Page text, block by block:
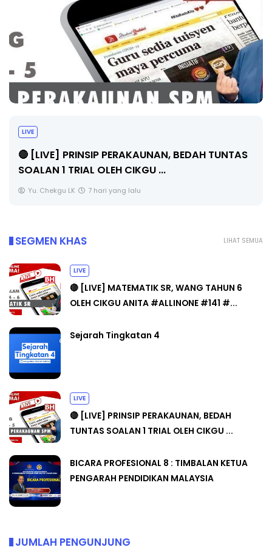
LIVE
🔴 [LIVE] PRINSIP PERAKAUNAN, BEDAH TUNTAS
SOALAN 1 TRIAL OLEH CIKGU ...
Yu. Chekgu LK 7 hari yang lalu
LIHAT SEMUA
SEGMEN KHAS
LIVE
🔴 [LIVE] MATEMATIK SR, WANG TAHUN 6
OLEH CIKGU ANITA #ALLINONE #141 #...
Sejarah Tingkatan 4
LIVE
🔴 [LIVE] PRINSIP PERAKAUNAN, BEDAH
TUNTAS SOALAN 1 TRIAL OLEH CIKGU ...
BICARA PROFESIONAL 8 : TIMBALAN KETUA
PENGARAH PENDIDIKAN MALAYSIA
JUMLAH PENGUNJUNG